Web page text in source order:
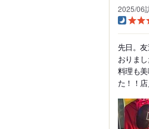
2025/06
先日。
おりま
料理も
た！！